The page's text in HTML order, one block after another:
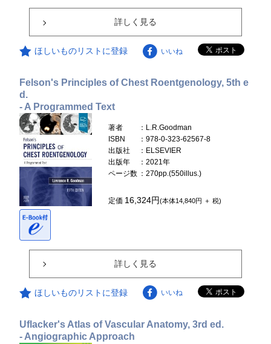
詳しく見る
ほしいものリストに登録 いいね
Felson's Principles of Chest Roentgenology, 5th e
d.
- A Programmed Text
著者
：L.R.Goodman
ISBN
：978-0-323-62567-8
出版社
：ELSEVIER
出版年
：2021年
ページ数 ：270pp.(550illus.)
定価 16,324円(本体14,840円 ＋ 税)
詳しく見る
ほしいものリストに登録 いいね
Uflacker's Atlas of Vascular Anatomy, 3rd ed.
- Angiographic Approach